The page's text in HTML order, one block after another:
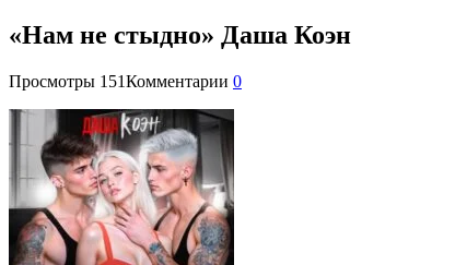
«Нам не стыдно» Даша Коэн
Просмотры 151Комментарии 0